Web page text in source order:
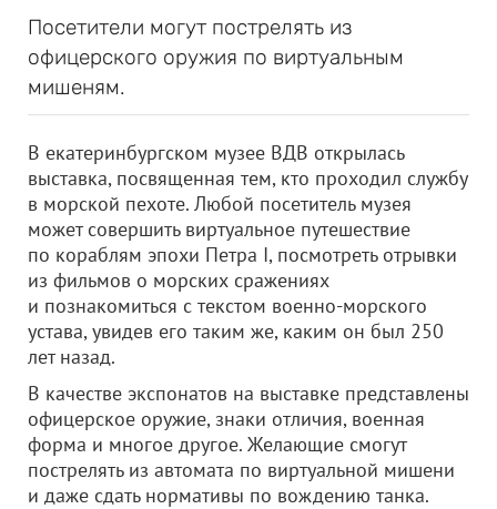
Посетители могут пострелять из
офицерского оружия по виртуальным
мишеням.
В екатеринбургском музее ВДВ открылась
выставка, посвященная тем, кто проходил службу
в морской пехоте. Любой посетитель музея
может совершить виртуальное путешествие
по кораблям эпохи Петра I, посмотреть отрывки
из фильмов о морских сражениях
и познакомиться с текстом военно-морского
устава, увидев его таким же, каким он был 250
лет назад.
В качестве экспонатов на выставке представлены
офицерское оружие, знаки отличия, военная
форма и многое другое. Желающие смогут
пострелять из автомата по виртуальной мишени
и даже сдать нормативы по вождению танка.